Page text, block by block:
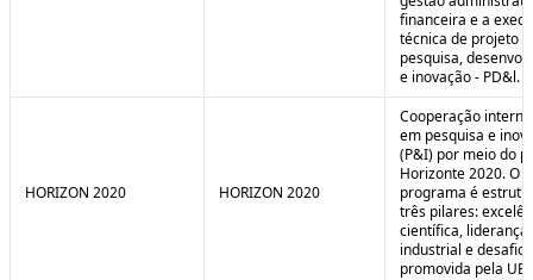
financeira e a
técnica de projeto
pesquisa,
e inovação - PD&l.
HORIZON 2020 HORIZON 2020
Cooperação
em pesquisa e
(P&I) por meio do
Horizonte 2020. O
programa é
três pilares:
científica, liderança
industrial e
promovida pela UE.